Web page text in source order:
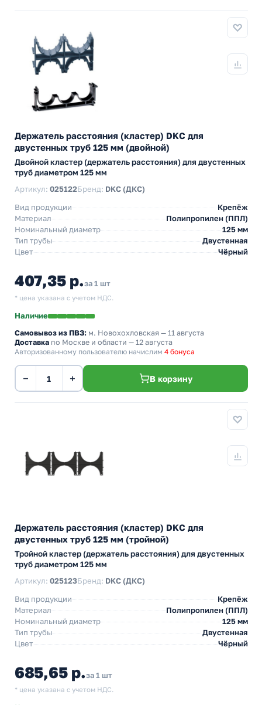
Держатель расстояния (кластер) DKC для
двустенных труб 125 мм (двойной)
Двойной кластер (держатель расстояния) для двустенных
труб диаметром 125 мм
Артикул: 025122Бренд: DKC (ДКС)
Вид продукции
Крепёж
Материал
Полипропилен (ППЛ)
Номинальный диаметр
125 мм
Тип трубы
Двустенная
Цвет
Чёрный
407,35 р.за 1 шт
* цена указана с учетом НДС.
Наличие
Самовывоз из ПВЗ: м. Новохохловская — 11 августа
Доставка по Москве и области — 12 августа
Авторизованному пользователю начислим 4 бонуса
− + В корзину
Держатель расстояния (кластер) DKC для
двустенных труб 125 мм (тройной)
Тройной кластер (держатель расстояния) для двустенных
труб диаметром 125 мм
Артикул: 025123Бренд: DKC (ДКС)
Вид продукции
Крепёж
Материал
Полипропилен (ППЛ)
Номинальный диаметр
125 мм
Тип трубы
Двустенная
Цвет
Чёрный
685,65 р.за 1 шт
* цена указана с учетом НДС.